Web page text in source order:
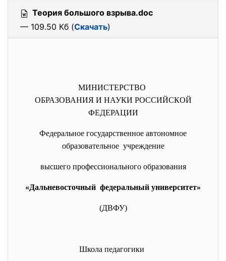
Теория большого взрыва.doc
— 109.50 Кб (Скачать)
МИНИСТЕРСТВО
ОБРАЗОВАНИЯ И НАУКИ РОССИЙСКОЙ
ФЕДЕРАЦИИ
Федеральное государственное автономное
образовательное учреждение
высшего профессионального образования
«Дальневосточный федеральный университет»
(ДВФУ)
Школа педагогики